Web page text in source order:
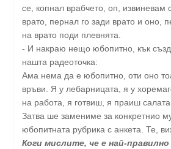
се, копнал врабчето, оп, извиневам
врато, пернал го зади врато и оно,
на врато поди плевнята.
- И накраю нещо юбопитно, кък
нашта радеоточка:
Ама нема да е юбопитно, оти оно
връви. Я у лебарницата, я у
на работа, я готвиш, я праиш
Затва ше замениме за конкретнио
юбопитната рубрика с анкета. Те,
Коги мислите, че е най-